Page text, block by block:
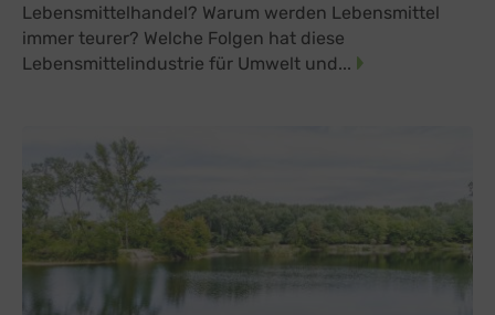
Lebensmittelhandel? Warum werden Lebensmittel
immer teurer? Welche Folgen hat diese
Lebensmittelindustrie für Umwelt und...